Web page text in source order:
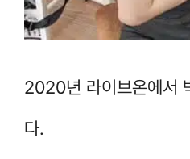
2020년 라이브온에서
다.